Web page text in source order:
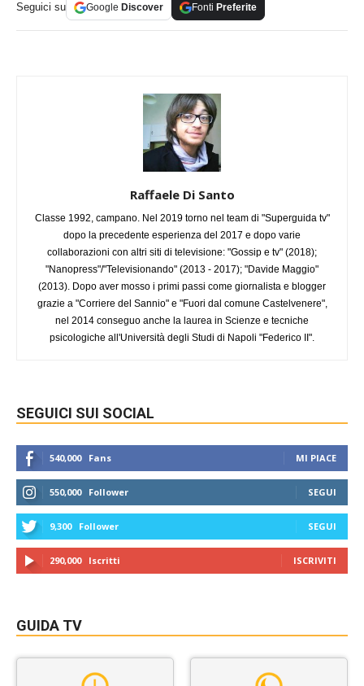
Seguici su Google Discover Fonti Preferite
Raffaele Di Santo
Classe 1992, campano. Nel 2019 torno nel team di "Superguida tv"
dopo la precedente esperienza del 2017 e dopo varie
collaborazioni con altri siti di televisione: "Gossip e tv" (2018);
"Nanopress"/"Televisionando" (2013 - 2017); "Davide Maggio"
(2013). Dopo aver mosso i primi passi come giornalista e blogger
grazie a "Corriere del Sannio" e "Fuori dal comune Castelvenere",
nel 2014 conseguo anche la laurea in Scienze e tecniche
psicologiche all'Università degli Studi di Napoli "Federico II".
SEGUICI SUI SOCIAL
540,000 Fans MI PIACE
550,000 Follower SEGUI
9,300 Follower SEGUI
290,000 Iscritti ISCRIVITI
GUIDA TV